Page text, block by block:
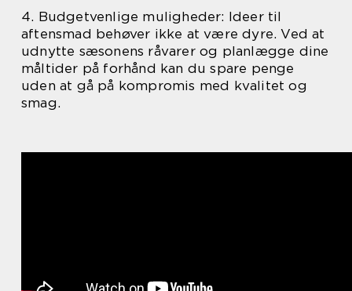
4. Budgetvenlige muligheder: Ideer til
aftensmad behøver ikke at være dyre. Ved at
udnytte sæsonens råvarer og planlægge dine
måltider på forhånd kan du spare penge
uden at gå på kompromis med kvalitet og
smag.